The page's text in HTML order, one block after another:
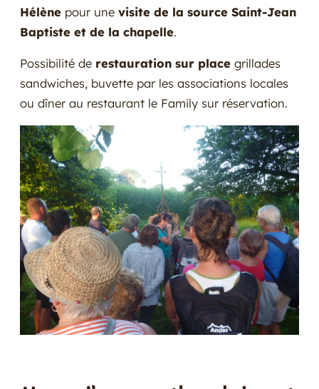
Hélène pour une visite de la source Saint-Jean
Baptiste et de la chapelle.
Possibilité de restauration sur place grillades
sandwiches, buvette par les associations locales
ou dîner au restaurant le Family sur réservation.